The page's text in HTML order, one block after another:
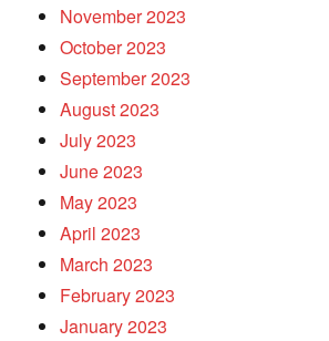
November 2023
October 2023
September 2023
August 2023
July 2023
June 2023
May 2023
April 2023
March 2023
February 2023
January 2023